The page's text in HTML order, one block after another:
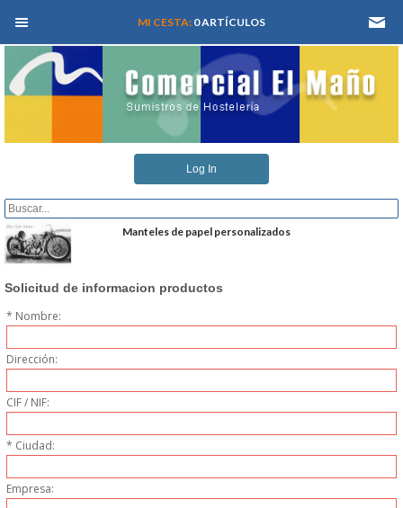
MEN� PRINCIPAL
QUIENES SOMOS
CATALOGOS
REGISTRARSE
SERVICIO TECNICO
DONDE ESTAMOS
PRODUCTOS EN OFERTAS
ALMACEN Y TRANSPORTE
MI CESTA: 0 ARTÍCULOS
Log In
Manteles de papel personalizados
Solicitud de informacion productos
* Nombre:
Dirección:
CIF / NIF:
* Ciudad:
Empresa: